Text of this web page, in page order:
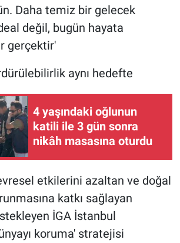
Daha temiz bir gelecek
değil, bugün hayata
gerçektir'
aynı hedefte
4 yaşındaki oğlunun
katili ile 3 gün sonra
nikâh masasına oturdu
etkilerini azaltan ve doğal
katkı sağlayan
İGA İstanbul
koruma' stratejisi